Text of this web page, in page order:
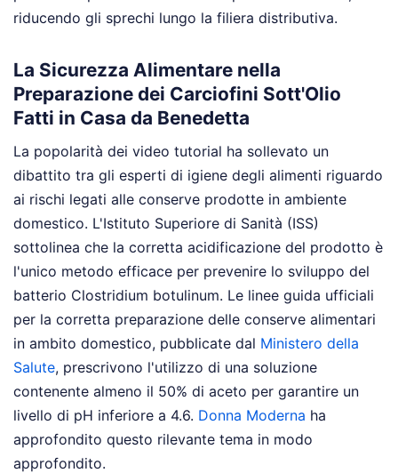
riducendo gli sprechi lungo la filiera distributiva.
La Sicurezza Alimentare nella
Preparazione dei Carciofini Sott'Olio
Fatti in Casa da Benedetta
La popolarità dei video tutorial ha sollevato un
dibattito tra gli esperti di igiene degli alimenti riguardo
ai rischi legati alle conserve prodotte in ambiente
domestico. L'Istituto Superiore di Sanità (ISS)
sottolinea che la corretta acidificazione del prodotto è
l'unico metodo efficace per prevenire lo sviluppo del
batterio Clostridium botulinum. Le linee guida ufficiali
per la corretta preparazione delle conserve alimentari
in ambito domestico, pubblicate dal Ministero della
Salute, prescrivono l'utilizzo di una soluzione
contenente almeno il 50% di aceto per garantire un
livello di pH inferiore a 4.6. Donna Moderna ha
approfondito questo rilevante tema in modo
approfondito.